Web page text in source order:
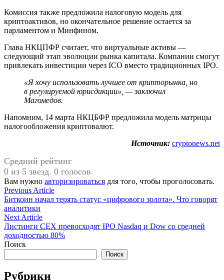
Комиссия также предложила налоговую модель для
криптоактивов, но окончательное решение остается за
парламентом и Минфином.
Глава НКЦПФР считает, что виртуальные активы —
следующий этап эволюции рынка капитала. Компании смогут
привлекать инвестиции через ICO вместо традиционных IPO.
«Я хочу использовать лучшее от крипторынка, но
в регулируемой юрисдикции», — заключил
Магомедов.
Напомним, 14 марта НКЦБФР предложила модель матрицы
налогообложения криптовалют.
Источник: cryptonews.net
Средний рейтинг
0 из 5 звезд. 0 голосов.
Вам нужно авторизироваться для того, чтобы проголосовать.
Навигация
по
записям
Previous ArticlePrevious
article:
Биткоин начал терять статус «цифрового золота». Что говорят
аналитики
Next ArticleNext
article:
Листинги CEX превосходят IPO Nasdaq и Dow со средней
доходностью 80%
Поиск
Поиск
Рубрики